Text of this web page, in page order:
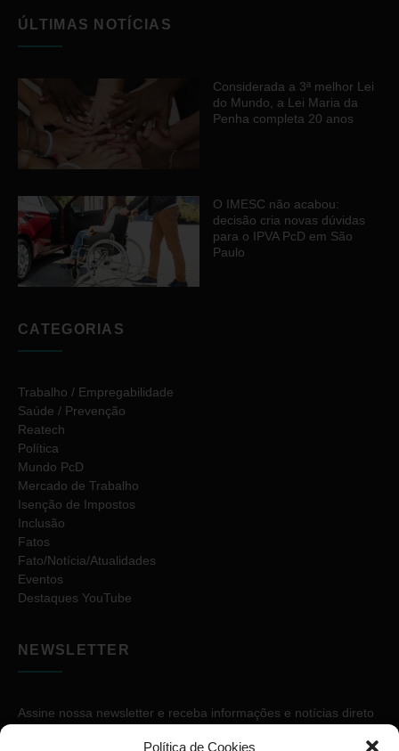
Política de Cookies
ÚLTIMAS NOTÍCIAS
Considerada a 3ª melhor Lei
do Mundo, a Lei Maria da
Penha completa 20 anos
O IMESC não acabou:
decisão cria novas dúvidas
para o IPVA PcD em São
Paulo
CATEGORIAS
Trabalho / Empregabilidade
Saúde / Prevenção
Reatech
Política
Mundo PcD
Mercado de Trabalho
Isenção de Impostos
Inclusão
Fatos
Fato/Notícia/Atualidades
Eventos
Destaques YouTube
NEWSLETTER
Assine nossa newsletter e receba informações e notícias direto